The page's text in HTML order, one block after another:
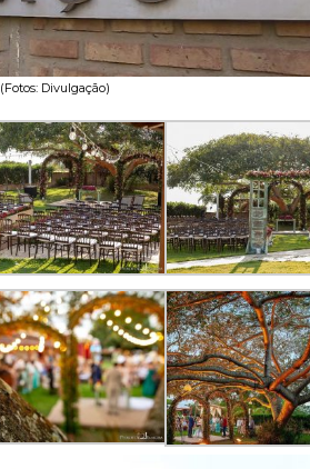
(Fotos: Divulgação)